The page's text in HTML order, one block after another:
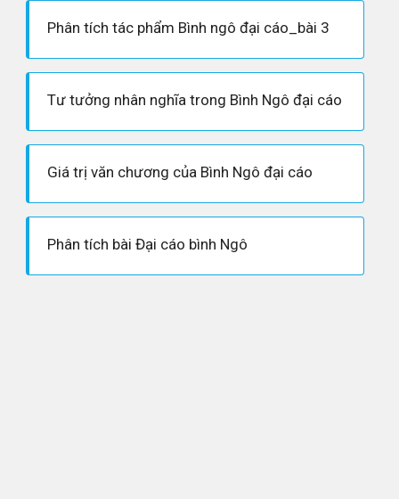
Phân tích tác phẩm Bình ngô đại cáo_bài 3
Tư tưởng nhân nghĩa trong Bình Ngô đại cáo
Giá trị văn chương của Bình Ngô đại cáo
Phân tích bài Đại cáo bình Ngô